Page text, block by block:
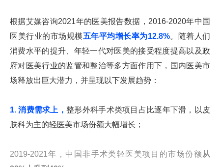
根据艾媒咨询2021年的医美报告数据，2016-2020年中国
医美行业的市场规模五年平均增长率为12.8%。随着人们
消费水平的提升、年轻一代对医美的接受程度提高以及政
府对医美行业的监管和整治等多方面作用下，国内医美市
场释放出巨大潜力，并呈现以下发展趋势：
1. 消费需求上，整形外科手术类项目占比逐年下滑，以皮
肤科为主的轻医美市场份额大幅增长；
2019-2021年，中国非手术类轻医美项目的市场份额 从